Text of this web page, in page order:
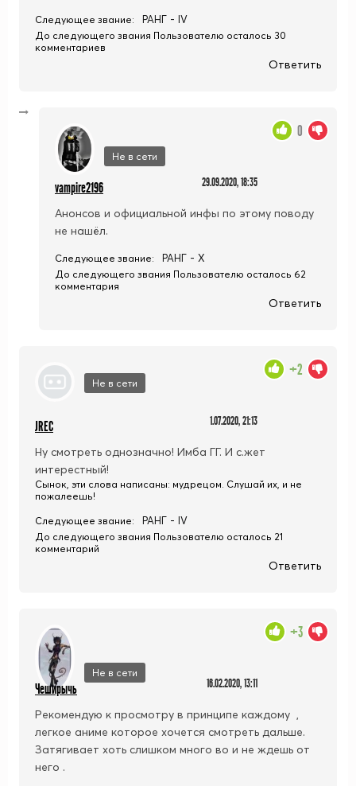
Следующее звание: РАНГ - IV
До следующего звания Пользователю осталось 30
комментариев
Ответить
Не в сети
vampire2196 29.09.2020, 18:35
Анонсов и официальной инфы по этому поводу
не нашёл.
0
Следующее звание: РАНГ - X
До следующего звания Пользователю осталось 62
комментария
Ответить
Не в сети
JREC 1.07.2020, 21:13
Ну смотреть однозначно! Имба ГГ. И с.жет
интерестный!
Сынок, эти слова написаны: мудрецом. Слушай их, и не
пожалеешь!
+2
Следующее звание: РАНГ - IV
До следующего звания Пользователю осталось 21
комментарий
Ответить
Не в сети
Чеширычь 16.02.2020, 13:11
Рекомендую к просмотру в принципе каждому ,
легкое аниме которое хочется смотреть дальше.
Затягивает хоть слишком много во и не ждешь от
него .
+3